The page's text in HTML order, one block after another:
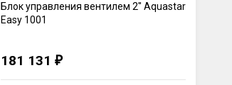
Блок управления вентилем 2" Aquastar
Easy 1001
181 131 ₽